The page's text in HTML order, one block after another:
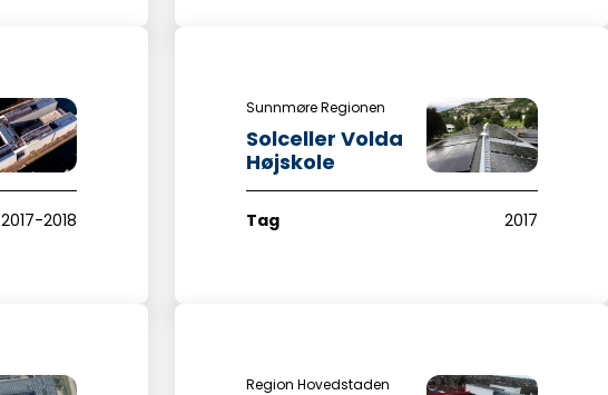
2017-2018
Sunnmøre Regionen
Solceller Volda
Højskole
Tag 2017
Region Hovedstaden